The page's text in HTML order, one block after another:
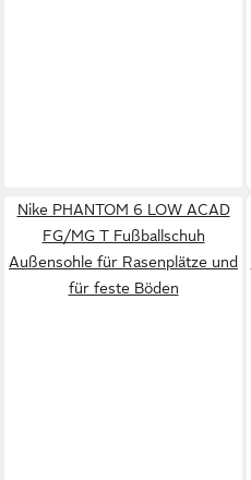
Nike PHANTOM 6 LOW ACAD
FG/MG T Fußballschuh
Außensohle für Rasenplätze und
für feste Böden